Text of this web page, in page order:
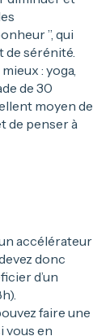
”, qui
sérénité.
: yoga,
de 30
moyen de
de penser à
accélérateur
donc
d’un
faire une
vous en